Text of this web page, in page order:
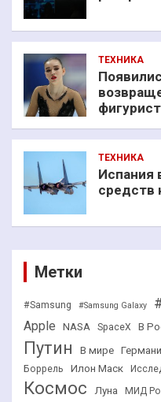
ТЕХНИКА
ТЕХНИКА
Испания
средств
Метки
#Samsung #Samsung Galaxy
Apple NASA SpaceX В
Путин
В мире
Боррель
Илон Маск
Космос Луна МИД